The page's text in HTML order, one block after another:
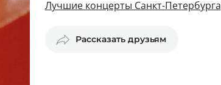
Лучшие концерты Санкт-Петербурга
Рассказать друзьям